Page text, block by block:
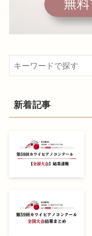
新着記事